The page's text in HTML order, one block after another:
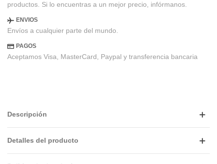
productos. Si lo encuentras a un mejor precio, infórmanos.
ENVIOS
Envíos a cualquier parte del mundo.
PAGOS
Aceptamos Visa, MasterCard, Paypal y transferencia bancaria
Descripción
Detalles del producto